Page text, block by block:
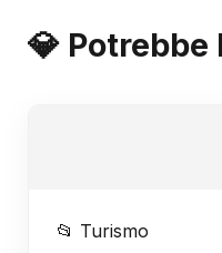
💎
📂 Turismo